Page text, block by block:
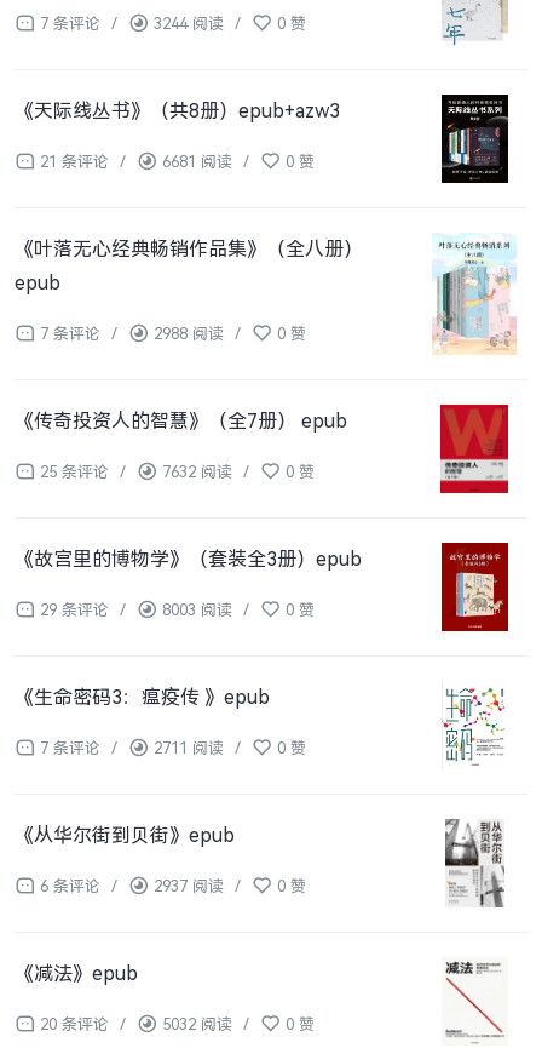
7 条评论 / 3244 阅读 / 0 赞
《天际线丛书》（共8册）epub+azw3
21 条评论 / 6681 阅读 / 0 赞
《叶落无心经典畅销作品集》（全八册）
epub
7 条评论 / 2988 阅读 / 0 赞
《传奇投资人的智慧》（全7册） epub
25 条评论 / 7632 阅读 / 0 赞
《故宫里的博物学》（套装全3册）epub
29 条评论 / 8003 阅读 / 0 赞
《生命密码3：瘟疫传 》epub
7 条评论 / 2711 阅读 / 0 赞
《从华尔街到贝街》epub
6 条评论 / 2937 阅读 / 0 赞
《减法》epub
20 条评论 / 5032 阅读 / 0 赞